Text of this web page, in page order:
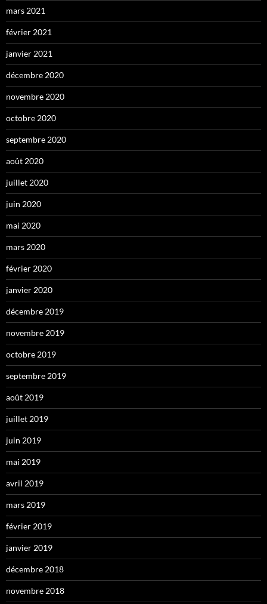
mars 2021
février 2021
janvier 2021
décembre 2020
novembre 2020
octobre 2020
septembre 2020
août 2020
juillet 2020
juin 2020
mai 2020
mars 2020
février 2020
janvier 2020
décembre 2019
novembre 2019
octobre 2019
septembre 2019
août 2019
juillet 2019
juin 2019
mai 2019
avril 2019
mars 2019
février 2019
janvier 2019
décembre 2018
novembre 2018